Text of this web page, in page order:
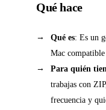
Qué hace
Qué es: Es un
Mac
Para quién
trabajas con
frecuencia y